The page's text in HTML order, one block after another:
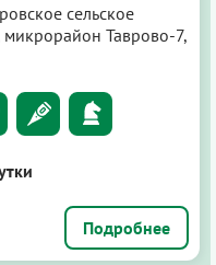
сельское
микрорайон Таврово-7,
Подробнее